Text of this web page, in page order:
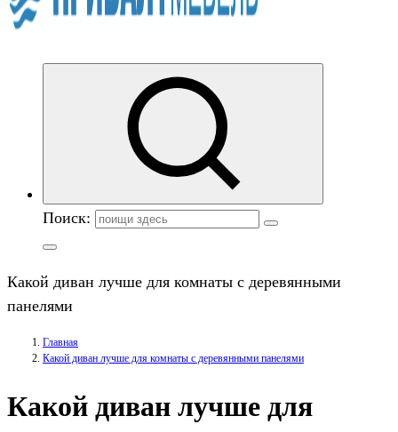
Поиск:
Какой диван лучше для комнаты с деревянными
панелями
Главная
Какой диван лучше для комнаты с деревянными панелями
Какой диван лучше для